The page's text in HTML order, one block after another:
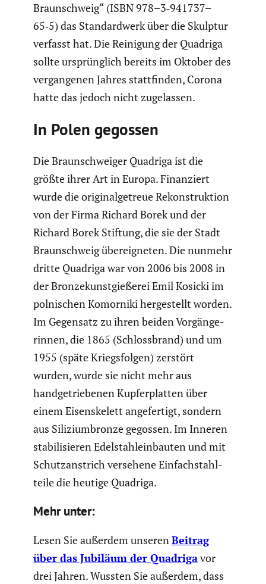
Braun­schweig“ (ISBN 978–3‑941737–
65‑5) das Standard­werk über die Skulptur
verfasst hat. Die Reinigung der Quadriga
sollte ursprüng­lich bereits im Oktober des
vergan­genen Jahres statt­finden, Corona
hatte das jedoch nicht zugelassen.
In Polen gegossen
Die Braun­schweiger Quadriga ist die
größte ihrer Art in Europa. Finan­ziert
wurde die origi­nal­ge­treue Rekon­struk­tion
von der Firma Richard Borek und der
Richard Borek Stiftung, die sie der Stadt
Braun­schweig übereig­neten. Die nunmehr
dritte Quadriga war von 2006 bis 2008 in
der Bronze­kunst­gie­ßerei Emil Kosicki im
polni­schen Komorniki herge­stellt worden.
Im Gegensatz zu ihren beiden Vorgän­ge­
rinnen, die 1865 (Schloss­brand) und um
1955 (späte Kriegs­folgen) zerstört
wurden, wurde sie nicht mehr aus
handge­trie­benen Kupfer­platten über
einem Eisen­ske­lett angefer­tigt, sondern
aus Silizi­um­bronze gegossen. Im Inneren
stabi­li­sieren Edelstahl­ein­bauten und mit
Schutz­an­strich versehene Einfach­stahl­
teile die heutige Quadriga.
Mehr unter:
Lesen Sie außerdem unserenBeitrag
über das Jubiläum der Quadrigavor
drei Jahren. Wussten Sie außerdem, dass